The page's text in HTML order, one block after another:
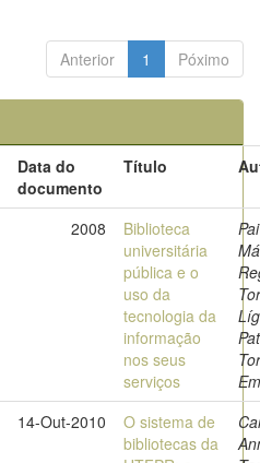
Anterior 1 Póximo
Data do
documento
Título
2008
Biblioteca
universitária
pública e o
uso da
tecnologia da
informação
nos seus
serviços
14-Out-2010
O sistema de
bibliotecas da